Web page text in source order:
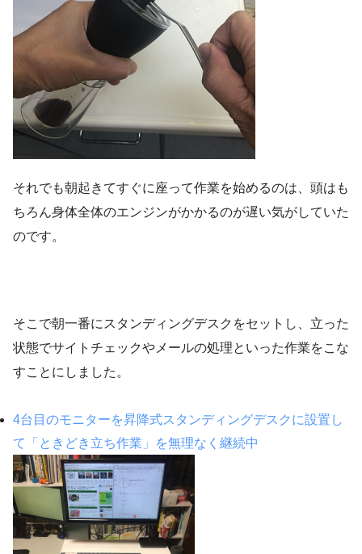
それでも朝起きてすぐに座って作業を始めるのは、頭はも
ちろん身体全体のエンジンがかかるのが遅い気がしていた
のです。
そこで朝一番にスタンディングデスクをセットし、立った
状態でサイトチェックやメールの処理といった作業をこな
すことにしました。
4台目のモニターを昇降式スタンディングデスクに設置し
て「ときどき立ち作業」を無理なく継続中